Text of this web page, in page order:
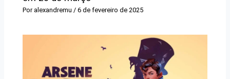
Por alexandremu /6 de fevereiro de 2025